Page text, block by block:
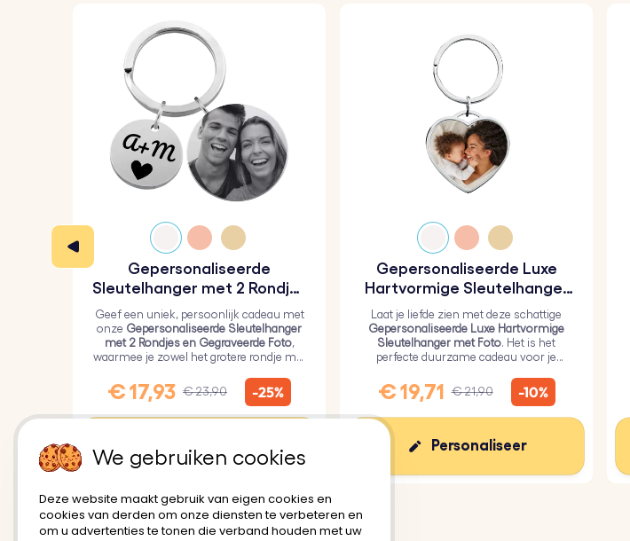
Gepersonaliseerde
Sleutelhanger met 2 Rondjes
en Gegraveerde Foto
Geef een uniek, persoonlijk cadeau met
onze Gepersonaliseerde Sleutelhanger
met 2 Rondjes en Gegraveerde Foto,
waarmee je zowel het grotere rondje met
rondje met tekst kunt graveren.
€ 17,93 € 23,90 -25%
Gepersonaliseerde Luxe
Hartvormige Sleutelhanger
met Foto
Laat je liefde zien met deze schattige
Gepersonaliseerde Luxe Hartvormige
Sleutelhanger met Foto. Het is het
perfecte duurzame cadeau voor je
epoxyglaslaag.
€ 19,71 € 21,90 -10%
Personaliseer
We gebruiken cookies
Deze website maakt gebruik van eigen cookies en
cookies van derden om onze diensten te verbeteren en
om u advertenties te tonen die verband houden met uw